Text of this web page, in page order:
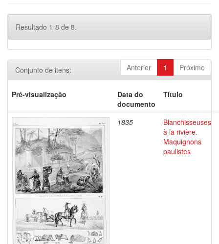
Resultado 1-8 de 8.
Anterior 1 Próximo
Conjunto de itens:
Pré-visualização
Data do
documento
Título
1835
Blanchisseuses
à la rivière.
Maquignons
paulistes